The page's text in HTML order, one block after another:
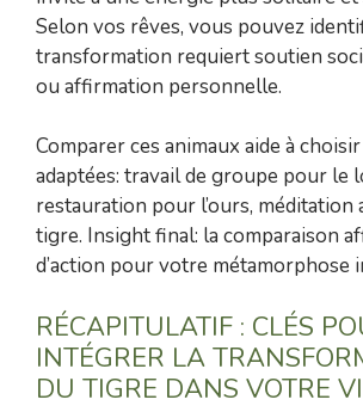
Selon vos rêves, vous pouvez
transformation requiert soutien
ou affirmation personnelle.
Comparer ces animaux aide à
adaptées: travail de groupe pour le
restauration pour l’ours, méditation
tigre. Insight final: la comparaison
d’action pour votre métamorphose
RÉCAPITULATIF : CLÉS
INTÉGRER LA
DU TIGRE DANS VOTRE